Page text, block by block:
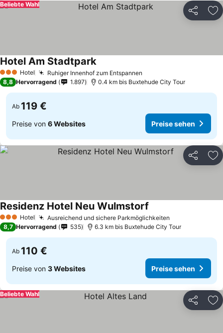
Teilen
Beliebte Wahl
3 SterneHotel Ruhiger Innenhof zum Entspannen
Hotel Am Stadtpark
8,8 Hervorragend 1.897 0.4 km bis Buxtehude City Tour
Ab 119 €
Preise von 6 Websites Preise sehen
Teilen
3 SterneHotel Ausreichend und sichere Parkmöglichkeiten
Residenz Hotel Neu Wulmstorf
8,7 Hervorragend 535 6.3 km bis Buxtehude City Tour
Ab 110 €
Preise von 3 Websites Preise sehen
Teilen
Beliebte Wahl